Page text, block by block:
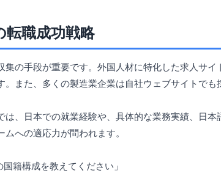
転職成功戦略
集の手段が重要です。外国人材に特化した求人サ
また、多くの製造業企業は自社ウェブサイトでも
は、日本での就業経験や、具体的な業務実績、日
への適応力が問われます。
籍構成を教えてください」